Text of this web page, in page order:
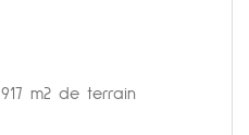
917 m2 de terrain